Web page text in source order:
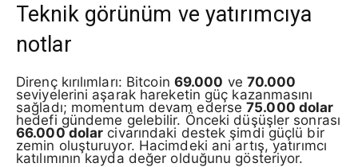
Teknik görünüm ve yatırımcıya
notlar
Direnç kırılımları: Bitcoin 69.000 ve 70.000
seviyelerini aşarak hareketin güç kazanmasını
sağladı; momentum devam ederse75.000 dolar
hedefi gündeme gelebilir. Önceki düşüşler sonrası
66.000 dolar civarındaki destek şimdi güçlü bir
zemin oluşturuyor. Hacimdeki ani artış, yatırımcı
katılımının kayda değer olduğunu gösteriyor.